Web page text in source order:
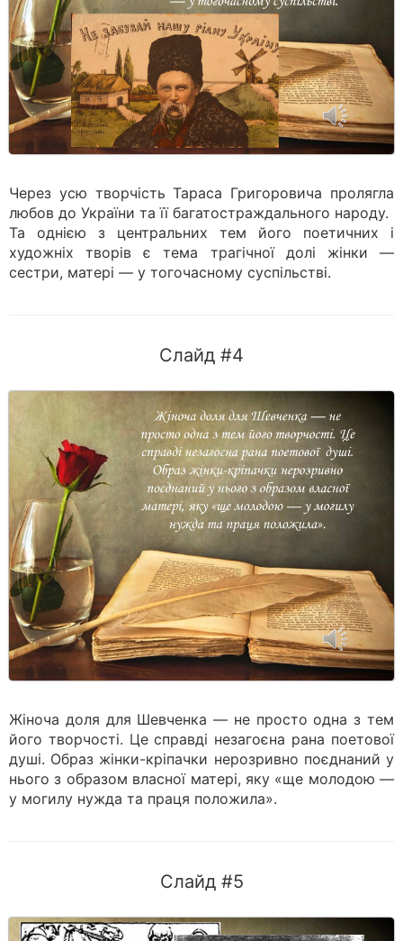
Через усю творчість Тараса Григоровича пролягла
любов до України та її багатостраждального народу.
Та однією з центральних тем його поетичних і
художніх творів є тема трагічної долі жінки —
сестри, матері — у тогочасному суспільстві.
Слайд #4
Жіноча доля для Шевченка — не просто одна з тем
його творчості. Це справді незагоєна рана поетової
душі. Образ жінки-кріпачки нерозривно поєднаний у
нього з образом власної матері, яку «ще молодою —
у могилу нужда та праця положила».
Слайд #5